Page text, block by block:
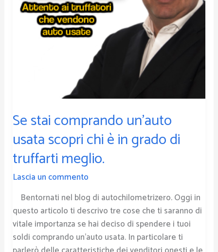
Se stai comprando un’auto
usata scopri chi è in grado di
truffarti meglio.
Lascia un commento
Bentornati nel blog di autochilometrizero. Oggi in
questo articolo ti descrivo tre cose che ti saranno di
vitale importanza se hai deciso di spendere i tuoi
soldi comprando un’auto usata. In particolare ti